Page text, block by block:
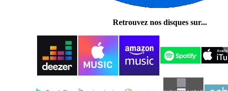
Retrouvez nos disques sur...